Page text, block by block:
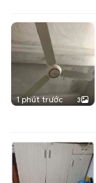
1 phút trước 3